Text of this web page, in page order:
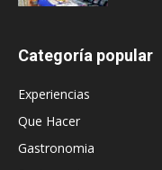
Categoría popular
Experiencias
Que Hacer
Gastronomia